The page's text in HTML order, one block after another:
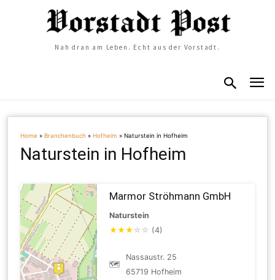
Nah dran am Leben. Echt aus der Vorstadt.
Home »Branchenbuch »Hofheim »Naturstein in Hofheim
Naturstein in Hofheim
Marmor Ströhmann GmbH
Naturstein
★★★ ☆ ☆ (4)
🗺
Nassaustr. 25
65719 Hofheim